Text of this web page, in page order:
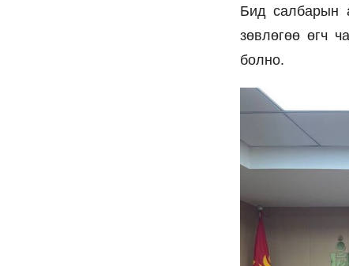
Бид салбарын
зөвлөгөө өгч
болно.